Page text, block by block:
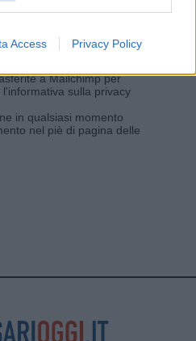
Access Privacy Policy
come piattaforma di
a Mailchimp per
l'informativa sulla privacy
in qualsiasi momento
nel piè di pagina delle